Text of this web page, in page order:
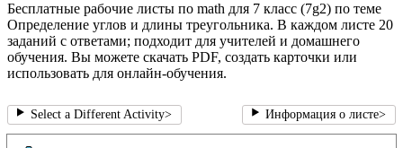
Бесплатные рабочие листы по math для 7 класс (7g2) по теме
Определение углов и длины треугольника. В каждом листе 20
заданий с ответами; подходит для учителей и домашнего
обучения. Вы можете скачать PDF, создать карточки или
использовать для онлайн-обучения.
Select a Different Activity> Информация о листе>